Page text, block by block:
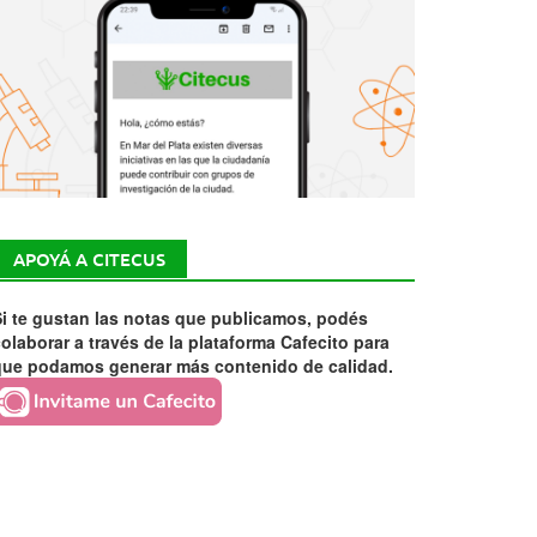
APOYÁ A CITECUS
te gustan las notas que publicamos, podés
a través de la plataforma Cafecito para
podamos generar más contenido de calidad.